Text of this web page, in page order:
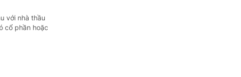
với nhà thầu
cổ phần hoặc